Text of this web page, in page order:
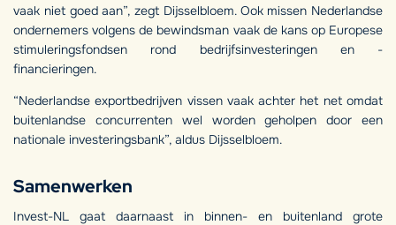
vaak niet goed aan”, zegt Dijsselbloem. Ook missen Nederlandse
ondernemers volgens de bewindsman vaak de kans op Europese
stimuleringsfondsen rond bedrijfsinvesteringen en -
financieringen.
“Nederlandse exportbedrijven vissen vaak achter het net omdat
buitenlandse concurrenten wel worden geholpen door een
nationale investeringsbank”, aldus Dijsselbloem.
Samenwerken
Invest-NL gaat daarnaast in binnen- en buitenland grote